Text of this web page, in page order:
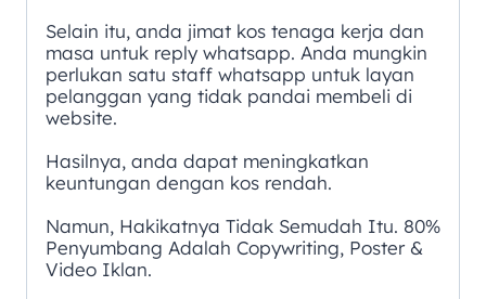
Selain itu, anda jimat kos tenaga kerja dan
masa untuk reply whatsapp. Anda mungkin
perlukan satu staff whatsapp untuk layan
pelanggan yang tidak pandai membeli di
website.
Hasilnya, anda dapat meningkatkan
keuntungan dengan kos rendah.
Namun, Hakikatnya Tidak Semudah Itu. 80%
Penyumbang Adalah Copywriting, Poster &
Video Iklan.